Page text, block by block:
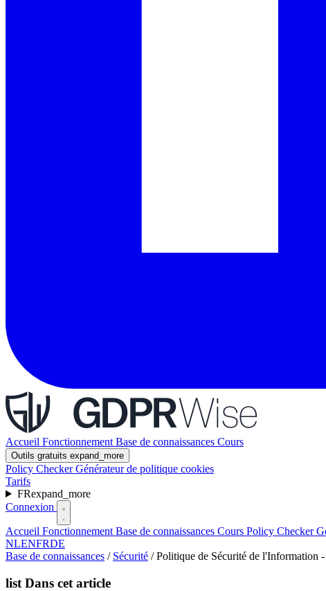
Accueil Fonctionnement Base de connaissances Cours
Outils gratuits expand_more
Policy CheckerGénérateur de politique cookies
Tarifs
FRexpand_more
Connexion
Accueil Fonctionnement Base de connaissances Cours Policy Checker
NLENFRDE
Base de connaissances / Sécurité / Politique de Sécurité de l'Information
list Dans cet article